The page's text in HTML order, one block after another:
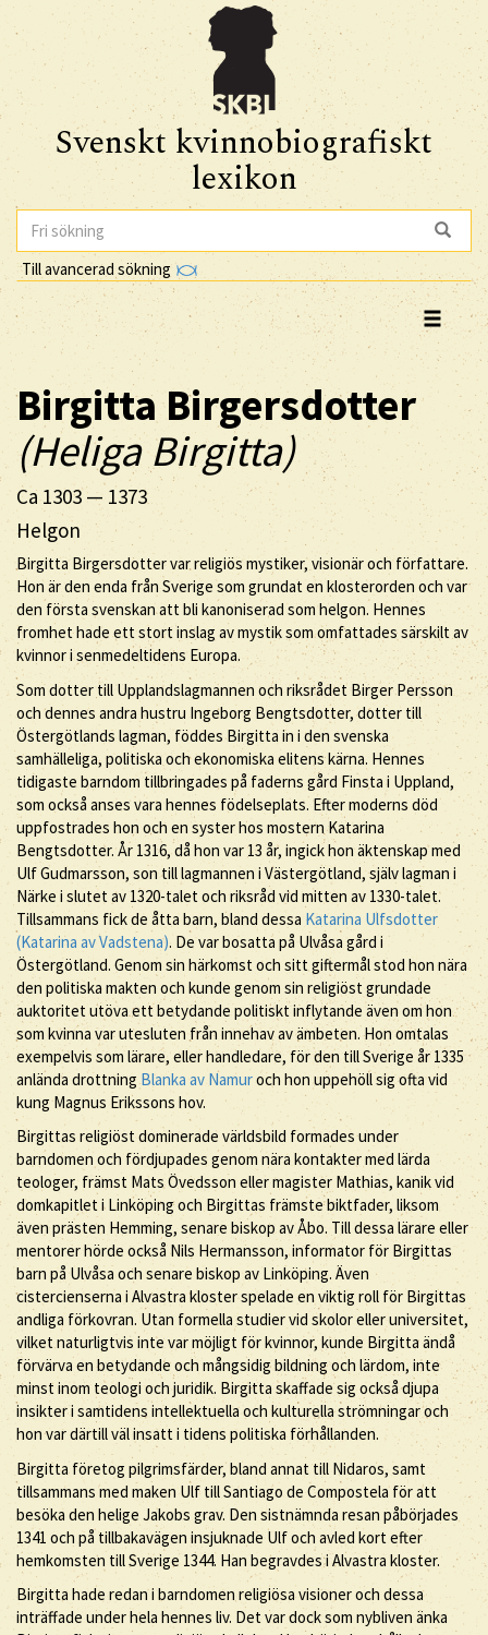
Svenskt kvinnobiografiskt
lexikon
Till avancerad sökning
Birgitta Birgersdotter
(Heliga Birgitta)
Ca 1303— 1373
Helgon
Birgitta Birgersdotter var religiös mystiker, visionär och författare.
Hon är den enda från Sverige som grundat en klosterorden och var
den första svenskan att bli kanoniserad som helgon. Hennes
fromhet hade ett stort inslag av mystik som omfattades särskilt av
kvinnor i senmedeltidens Europa.
Som dotter till Upplandslagmannen och riksrådet Birger Persson
och dennes andra hustru Ingeborg Bengtsdotter, dotter till
Östergötlands lagman, föddes Birgitta in i den svenska
samhälleliga, politiska och ekonomiska elitens kärna. Hennes
tidigaste barndom tillbringades på faderns gård Finsta i Uppland,
som också anses vara hennes födelseplats. Efter moderns död
uppfostrades hon och en syster hos mostern Katarina
Bengtsdotter. År 1316, då hon var 13 år, ingick hon äktenskap med
Ulf Gudmarsson, son till lagmannen i Västergötland, själv lagman i
Närke i slutet av 1320-talet och riksråd vid mitten av 1330-talet.
Tillsammans fick de åtta barn, bland dessa Katarina Ulfsdotter
(Katarina av Vadstena). De var bosatta på Ulvåsa gård i
Östergötland. Genom sin härkomst och sitt giftermål stod hon nära
den politiska makten och kunde genom sin religiöst grundade
auktoritet utöva ett betydande politiskt inflytande även om hon
som kvinna var utesluten från innehav av ämbeten. Hon omtalas
exempelvis som lärare, eller handledare, för den till Sverige år 1335
anlända drottningBlanka av Namuroch hon uppehöll sig ofta vid
kung Magnus Erikssons hov.
Birgittas religiöst dominerade världsbild formades under
barndomen och fördjupades genom nära kontakter med lärda
teologer, främst Mats Övedsson eller magister Mathias, kanik vid
domkapitlet i Linköping och Birgittas främste biktfader, liksom
även prästen Hemming, senare biskop av Åbo. Till dessa lärare eller
mentorer hörde också Nils Hermansson, informator för Birgittas
barn på Ulvåsa och senare biskop av Linköping. Även
cistercienserna i Alvastra kloster spelade en viktig roll för Birgittas
andliga förkovran. Utan formella studier vid skolor eller universitet,
vilket naturligtvis inte var möjligt för kvinnor, kunde Birgitta ändå
förvärva en betydande och mångsidig bildning och lärdom, inte
minst inom teologi och juridik. Birgitta skaffade sig också djupa
insikter i samtidens intellektuella och kulturella strömningar och
hon var därtill väl insatt i tidens politiska förhållanden.
Birgitta företog pilgrimsfärder, bland annat till Nidaros, samt
tillsammans med maken Ulf till Santiago de Compostela för att
besöka den helige Jakobs grav. Den sistnämnda resan påbörjades
1341 och på tillbakavägen insjuknade Ulf och avled kort efter
hemkomsten till Sverige 1344. Han begravdes i Alvastra kloster.
Birgitta hade redan i barndomen religiösa visioner och dessa
inträffade under hela hennes liv. Det var dock som nybliven änka